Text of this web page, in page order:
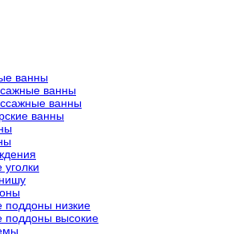
ванны
ванны
ванны
ванны
поддоны низкие
поддоны высокие